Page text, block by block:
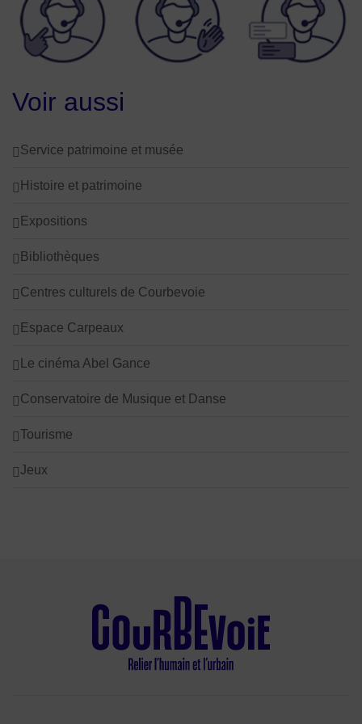
Voir aussi
Service patrimoine et musée
Histoire et patrimoine
Expositions
Bibliothèques
Centres culturels de Courbevoie
Espace Carpeaux
Le cinéma Abel Gance
Conservatoire de Musique et Danse
Tourisme
Jeux